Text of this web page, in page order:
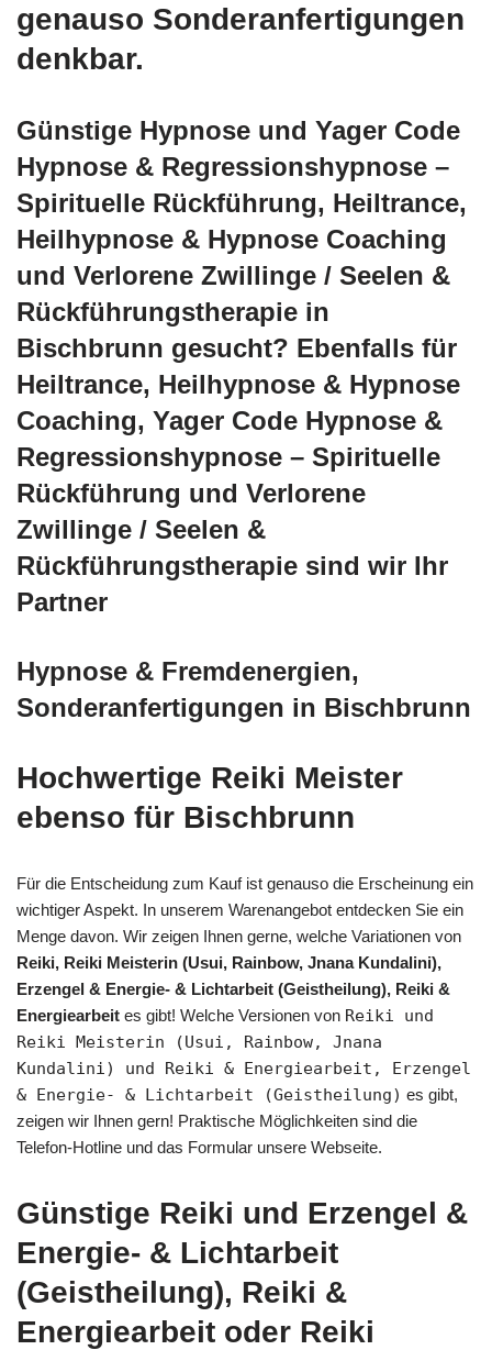
genauso Sonderanfertigungen
denkbar.
Günstige Hypnose und Yager Code
Hypnose & Regressionshypnose –
Spirituelle Rückführung, Heiltrance,
Heilhypnose & Hypnose Coaching
und Verlorene Zwillinge / Seelen &
Rückführungstherapie in
Bischbrunn gesucht? Ebenfalls für
Heiltrance, Heilhypnose & Hypnose
Coaching, Yager Code Hypnose &
Regressionshypnose – Spirituelle
Rückführung und Verlorene
Zwillinge / Seelen &
Rückführungstherapie sind wir Ihr
Partner
Hypnose & Fremdenergien,
Sonderanfertigungen in Bischbrunn
Hochwertige Reiki Meister
ebenso für Bischbrunn
Für die Entscheidung zum Kauf ist genauso die Erscheinung ein
wichtiger Aspekt. In unserem Warenangebot entdecken Sie ein
Menge davon. Wir zeigen Ihnen gerne, welche Variationen von
Reiki, Reiki Meisterin (Usui, Rainbow, Jnana Kundalini),
Erzengel & Energie- & Lichtarbeit (Geistheilung), Reiki &
Energiearbeit es gibt! Welche Versionen von Reiki und
Reiki Meisterin (Usui, Rainbow, Jnana
Kundalini) und Reiki & Energiearbeit, Erzengel
& Energie- & Lichtarbeit (Geistheilung) es gibt,
zeigen wir Ihnen gern! Praktische Möglichkeiten sind die
Telefon-Hotline und das Formular unsere Webseite.
Günstige Reiki und Erzengel &
Energie- & Lichtarbeit
(Geistheilung), Reiki &
Energiearbeit oder Reiki